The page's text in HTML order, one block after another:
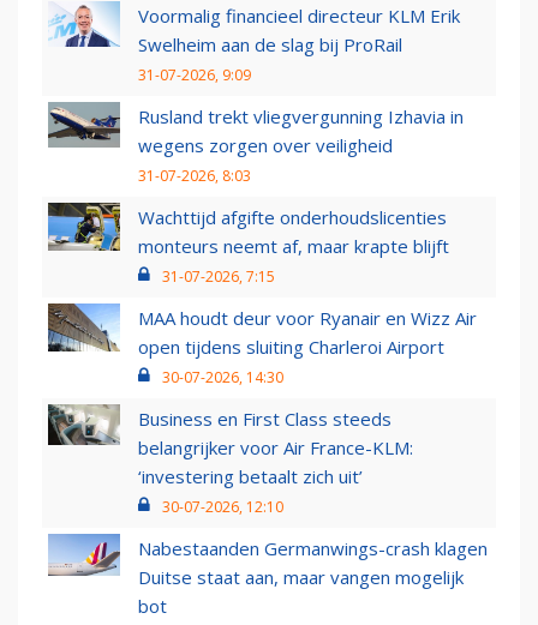
Voormalig financieel directeur KLM Erik
Swelheim aan de slag bij ProRail
31-07-2026, 9:09
Rusland trekt vliegvergunning Izhavia in
wegens zorgen over veiligheid
31-07-2026, 8:03
Wachttijd afgifte onderhoudslicenties
monteurs neemt af, maar krapte blijft
31-07-2026, 7:15
MAA houdt deur voor Ryanair en Wizz Air
open tijdens sluiting Charleroi Airport
30-07-2026, 14:30
Business en First Class steeds
belangrijker voor Air France-KLM:
‘investering betaalt zich uit’
30-07-2026, 12:10
Nabestaanden Germanwings-crash klagen
Duitse staat aan, maar vangen mogelijk
bot